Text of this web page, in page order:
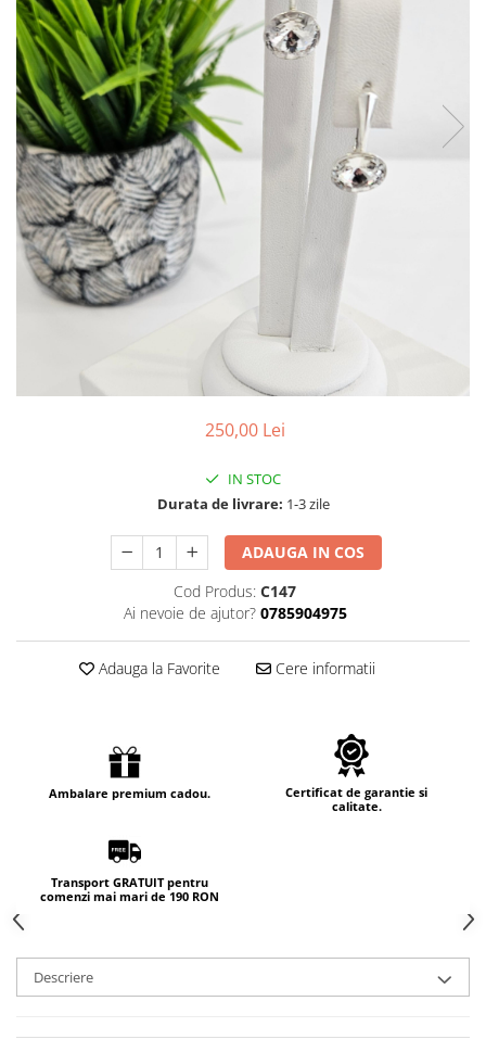
250,00 Lei
IN STOC
Durata de livrare: 1-3 zile
ADAUGA IN COS
Cod Produs: C147
Ai nevoie de ajutor? 0785904975
Adauga la Favorite Cere informatii
Ambalare premium cadou.
Certificat de garantie si
calitate.
Transport GRATUIT pentru
comenzi mai mari de 190 RON
Descriere